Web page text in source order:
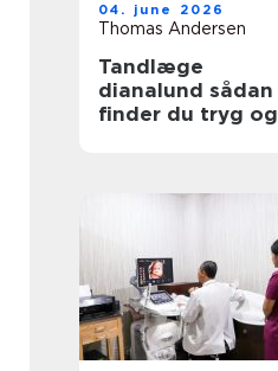
04. june 2026
Thomas Andersen
Tandlæge
dianalund sådan
finder du tryg og